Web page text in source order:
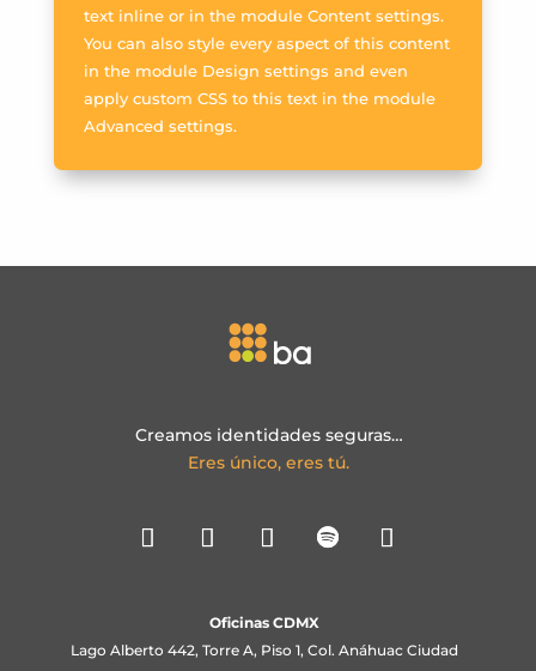
text inline or in the module Content settings.
You can also style every aspect of this content
in the module Design settings and even
apply custom CSS to this text in the module
Advanced settings.
Creamos identidades seguras…
Eres único, eres tú.
Oficinas CDMX
Lago Alberto 442, Torre A, Piso 1, Col. Anáhuac Ciudad